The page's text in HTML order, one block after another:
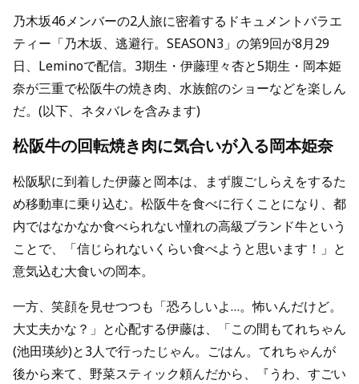
乃木坂46メンバーの2人旅に密着するドキュメントバラエ
ティー「乃木坂、逃避行。SEASON3」の第9回が8月29
日、Leminoで配信。3期生・伊藤理々杏と5期生・岡本姫
奈が三重で松阪牛の焼き肉、水族館のショーなどを楽しん
だ。(以下、ネタバレを含みます)
松阪牛の回転焼き肉に気合いが入る岡本姫奈
松阪駅に到着した伊藤と岡本は、まず腹ごしらえをするた
め移動車に乗り込む。松阪牛を食べに行くことになり、都
内ではなかなか食べられない憧れの高級ブランド牛という
ことで、「信じられないくらい食べようと思います！」と
意気込む大食いの岡本。
一方、笑顔を見せつつも「恐ろしいよ…。怖いんだけど。
大丈夫かな？」と心配する伊藤は、「この間もてれちゃん
(池田瑛紗)と3人で行ったじゃん。ごはん。てれちゃんが
後から来て、野菜スティック頼んだから、『うわ、すごい